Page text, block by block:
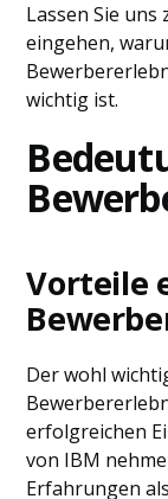
Lassen Sie
eingehen,
wichtig ist.
Vorteile
Der wohl
erfolgreichen
von IBM
Erfahrungen